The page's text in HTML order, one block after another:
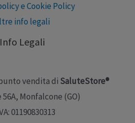
e Cookie Policy
info legali
Info Legali
vendita di SaluteStore®
Monfalcone (GO)
01190830313